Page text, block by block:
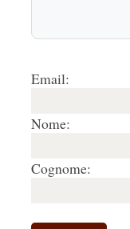
Email:
Nome:
Cognome: